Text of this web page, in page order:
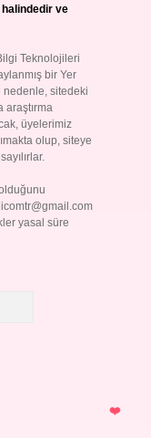
ve
Teknolojileri
bir Yer
nedenle, sitedeki
araştırma
üyelerimiz
olup, siteye
yasal süre